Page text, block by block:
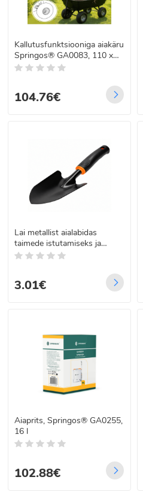
Kallutusfunktsiooniga aiakäru
Springos® GA0083, 110 x
51 x 95 cm, 250 kg
104.76€
Lai metallist aialabidas
taimede istutamiseks ja
ümberistutamiseks, 31 cm
3.01€
Aiaprits, Springos® GA0255,
16 l
102.88€